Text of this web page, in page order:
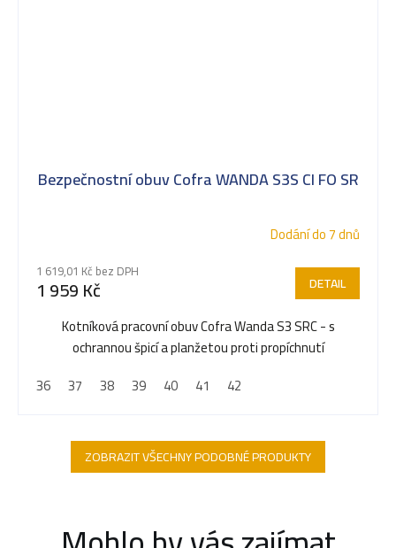
Bezpečnostní obuv Cofra WANDA S3S CI FO SR
Dodání do 7 dnů
1 619,01 Kč bez DPH
1 959 Kč DETAIL
Kotníková pracovní obuv Cofra Wanda S3 SRC - s
ochrannou špicí a planžetou proti propíchnutí
36
37 38 39 40 41 42
ZOBRAZIT VŠECHNY PODOBNÉ PRODUKTY